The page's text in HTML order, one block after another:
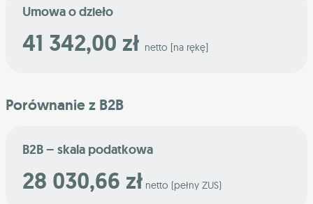
Umowa o dzieło
41 342,00 zł netto [na rękę]
Porównanie z B2B
B2B – skala podatkowa
28 030,66 zł netto (pełny ZUS)